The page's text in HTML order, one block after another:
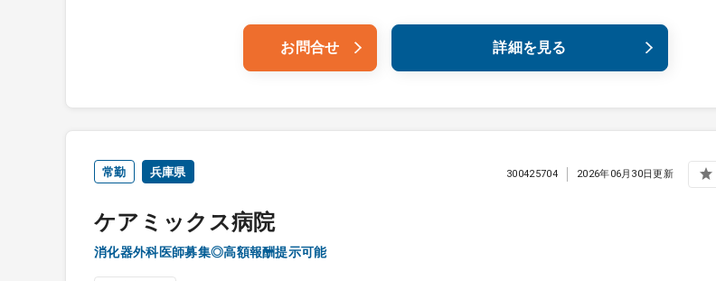
お問合せ 詳細を見る
常勤 兵庫県
ケアミックス病院
消化器外科医師募集◎高額報酬提示可能
300425704 2026年06月30日更新